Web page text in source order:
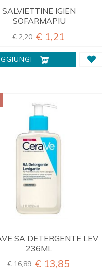
SALVIETTINE IGIEN
SOFARMAPIU
€ 2,20 € 1,21
SA DETERGENTE LEV
236ML
€ 16,89 € 13,85